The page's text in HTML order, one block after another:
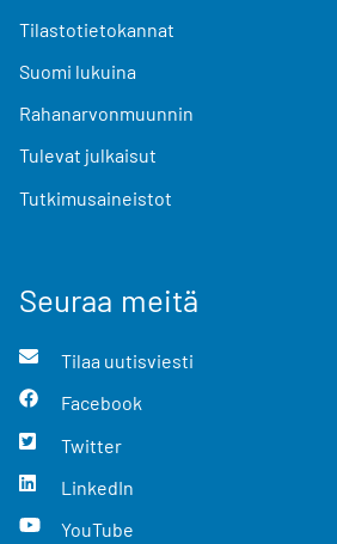
Tilastotietokannat
Suomi lukuina
Rahanarvonmuunnin
Tulevat julkaisut
Tutkimusaineistot
Seuraa meitä
Tilaa uutisviesti
Facebook
Twitter
LinkedIn
YouTube